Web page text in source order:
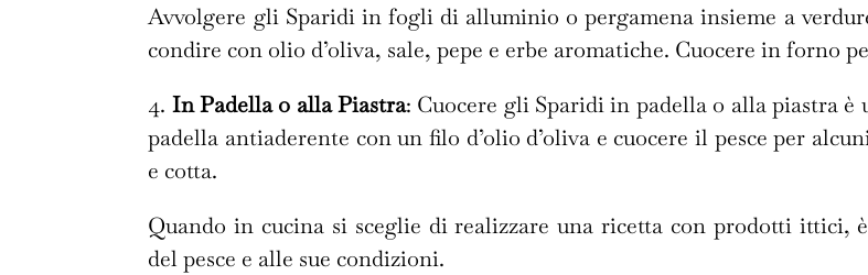
Avvolgere gli Sparidi in fogli di alluminio o pergamena insieme a
condire con olio d’oliva, sale, pepe e erbe aromatiche. Cuocere in forno
4. In Padella o alla Piastra: Cuocere gli Sparidi in padella o alla piastra è
padella antiaderente con un filo d’olio d’oliva e cuocere il pesce per
e cotta.
Quando in cucina si sceglie di realizzare una ricetta con prodotti ittici,
del pesce e alle sue condizioni.